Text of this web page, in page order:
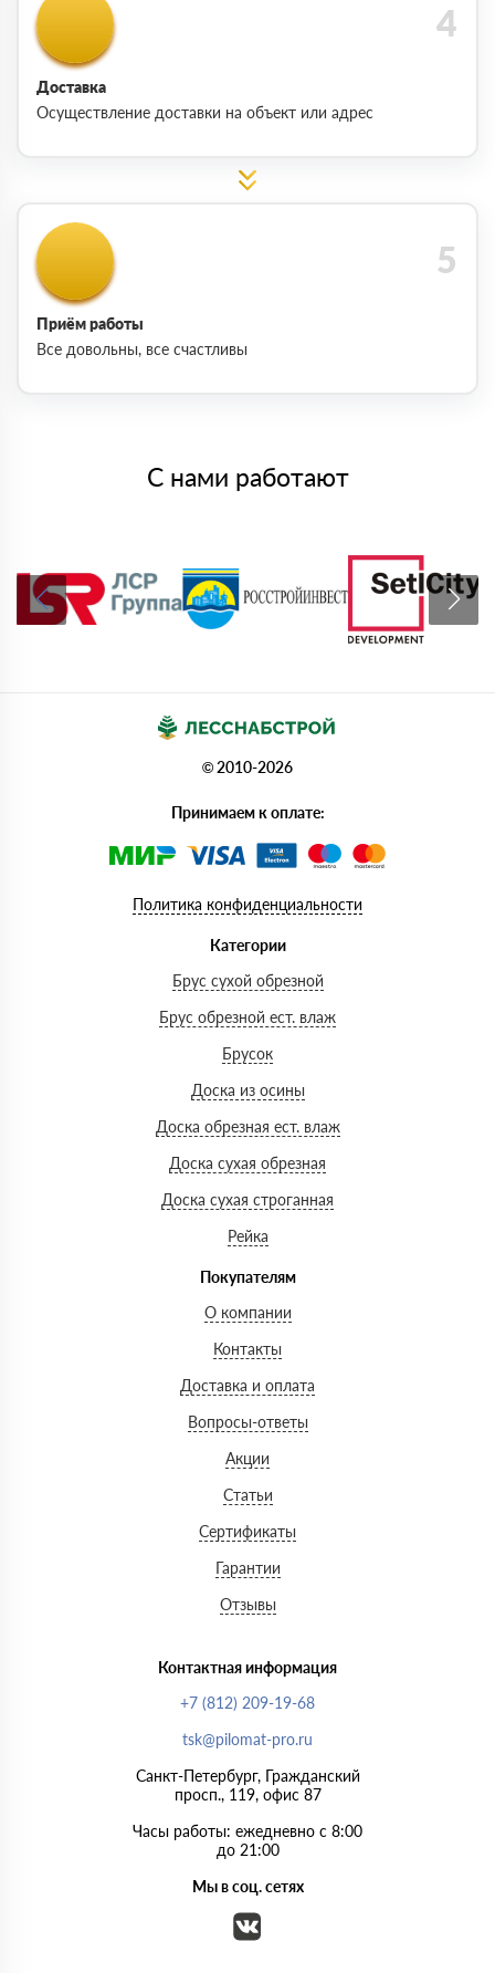
Доставка
Осуществление доставки на объект или адрес
Приём работы
Все довольны, все счастливы
С нами работают
© 2010-2026
Принимаем к оплате:
Политика конфиденциальности
Категории
Брус сухой обрезной
Брус обрезной ест. влаж
Брусок
Доска из осины
Доска обрезная ест. влаж
Доска сухая обрезная
Доска сухая строганная
Рейка
Покупателям
О компании
Контакты
Доставка и оплата
Вопросы-ответы
Акции
Статьи
Сертификаты
Гарантии
Отзывы
Контактная информация
+7 (812) 209-19-68
tsk@pilomat-pro.ru
Санкт-Петербург, Гражданский
просп., 119, офис 87
Часы работы: ежедневно с 8:00
до 21:00
Мы в соц. сетях